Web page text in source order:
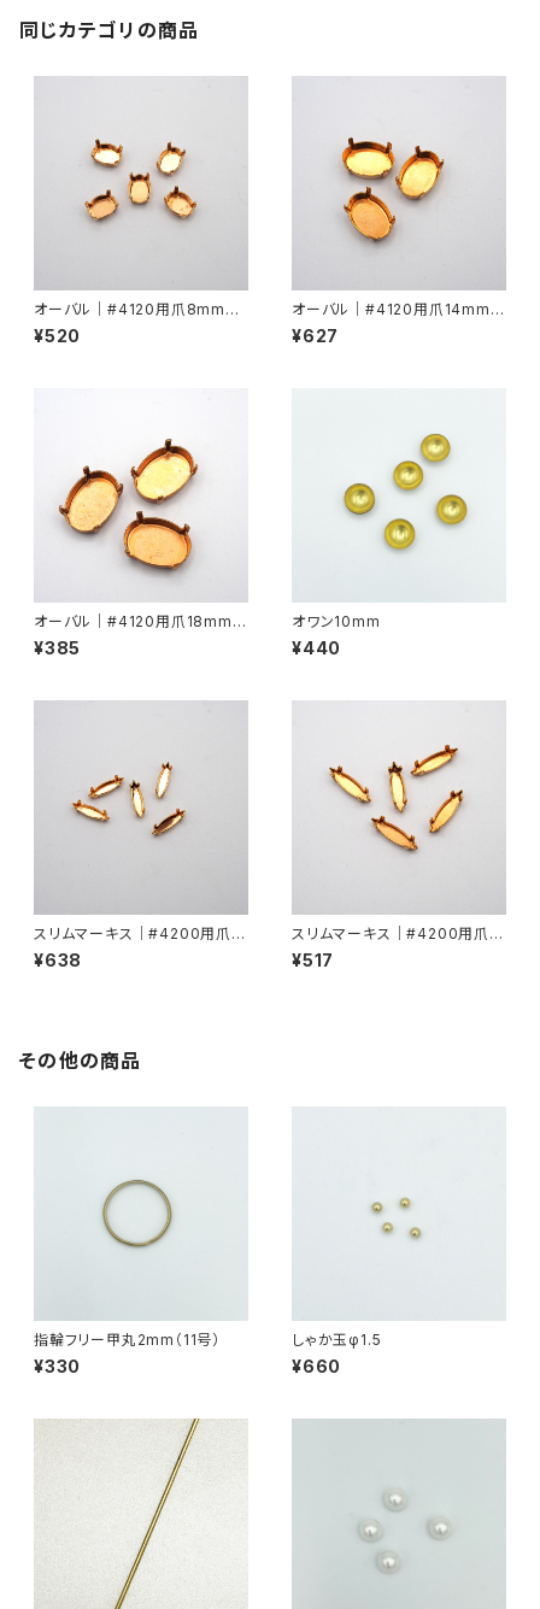
同じカテゴリの商品
オーバル｜#4120用爪8mmx6
mm
¥520
オーバル｜#4120用爪14mmx
10mm
¥627
オーバル｜#4120用爪18mmx
13mm
¥385
オワン10mm
¥440
スリムマーキス｜#4200用爪11
mmx3mm
¥638
スリムマーキス｜#4200用爪15
mmx4mm
¥517
その他の商品
指輪フリー甲丸2mm（11号）
¥330
しゃか玉φ1.5
¥660